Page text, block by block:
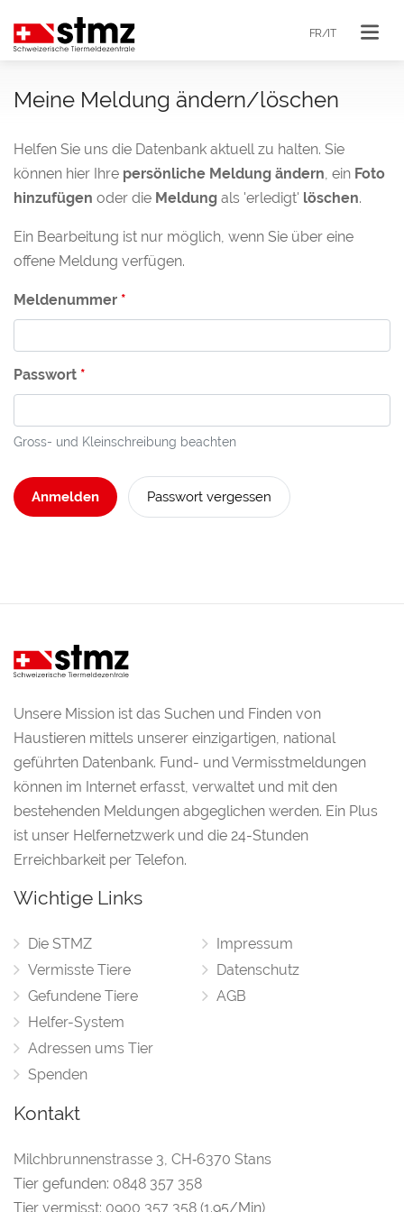
FR/IT
Meine Meldung ändern/löschen
Helfen Sie uns die Datenbank aktuell zu halten. Sie
können hier Ihre persönliche Meldung ändern , ein Foto
hinzufügen oder die Meldung als 'erledigt' löschen.
Ein Bearbeitung ist nur möglich, wenn Sie über eine
offene Meldung verfügen.
Meldenummer
Passwort
Gross- und Kleinschreibung beachten
Anmelden Passwort vergessen
Unsere Mission ist das Suchen und Finden von
Haustieren mittels unserer einzigartigen, national
geführten Datenbank. Fund- und Vermisstmeldungen
können im Internet erfasst, verwaltet und mit den
bestehenden Meldungen abgeglichen werden. Ein Plus
ist unser Helfernetzwerk und die 24-Stunden
Erreichbarkeit per Telefon.
Wichtige Links
Die STMZ
Vermisste Tiere
Gefundene Tiere
Helfer-System
Adressen ums Tier
Spenden
Impressum
Datenschutz
AGB
Kontakt
Milchbrunnenstrasse 3, CH‑6370 Stans
Tier gefunden: 0848 357 358
Tier vermisst: 0900 357 358 (1.95/Min)